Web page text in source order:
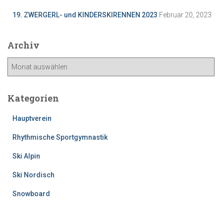
19. ZWERGERL- und KINDERSKIRENNEN 2023 Februar 20, 2023
Archiv
h
Kategorien
Hauptverein
Rhythmische Sportgymnastik
Ski Alpin
Ski Nordisch
Snowboard